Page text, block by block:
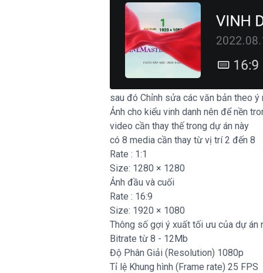
sau đó Chỉnh sửa các văn bản theo
Ảnh cho kiểu vinh danh nên để nền
video cần thay thế trong dự án này
có 8 media cần thay từ vị trí 2 đến 8
Rate : 1:1
Size: 1280 × 1280
Ảnh đầu và cuối
Rate : 16:9
Size: 1920 × 1080
Thông số gợi ý xuất tối ưu của dự án
Bitrate từ 8 - 12Mb
Độ Phân Giải (Resolution) 1080p
Tỉ lệ Khung hình (Frame rate) 25 FPS